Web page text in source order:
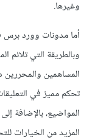
وغيرها.
أما مدونات وورد
وبالطريقة التي
المساهمين
تحكم مميز في
المواضيع، بالإضافة
المزيد من الخيارات